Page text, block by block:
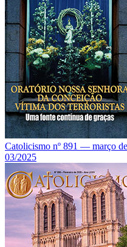
Catolicismo nº 891 — março
03/2025